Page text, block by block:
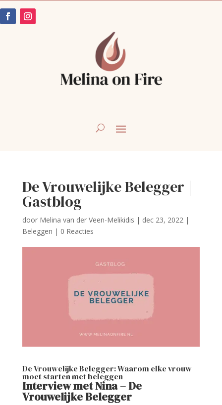
De Vrouwelijke Belegger |
Gastblog
door Melina van der Veen-Melikidis | dec 23, 2022|
Beleggen | 0 Reacties
De Vrouwelijke Belegger: Waarom elke vrouw
moet starten met beleggen
Interview met Nina – De
Vrouwelijke Belegger